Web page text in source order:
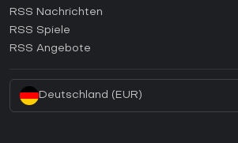
Wie aktiviert man einen Ubisoft Connect
RSS Nachrichten
RSS Spiele
RSS Angebote
Deutschland (EUR)